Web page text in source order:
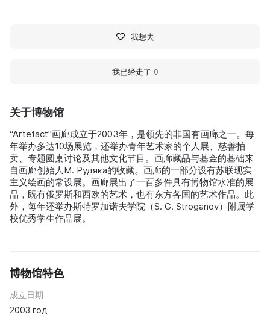
关于博物馆
“Artefact”画廊成立于2003年，是领先的非国有画廊之一。每
年举办多达10场展览，还举办青年艺术家的个人展、慈善拍
卖、专题圆桌讨论及其他文化节目。画廊藏品与基金的基础来
自画廊创始人М. Рудяка的收藏。画廊的一部分设有苏联现实
主义绘画的常设展。画廊展出了一百多件具有博物馆水准的展
品，既有俄罗斯和西欧的艺术，也有东方各国的艺术作品。此
外，每年还举办斯特罗加诺夫学院（S. G. Stroganov）附属学
校优秀学生作品展。
博物馆特色
成立日期
2003 год
我想去
我已经走了 0